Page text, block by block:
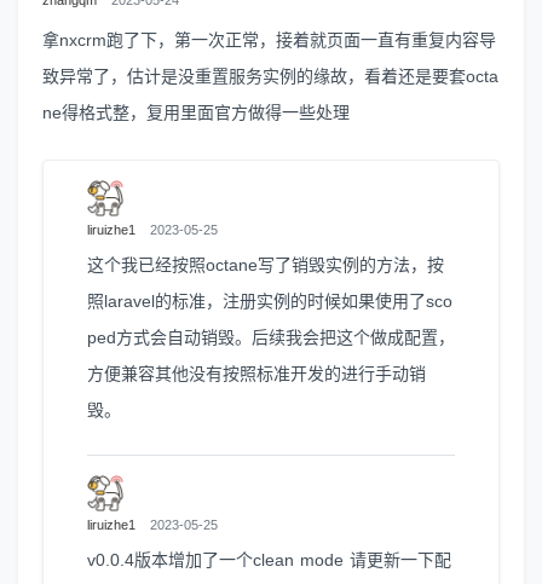
拿nxcrm跑了下，第一次正常，接着就页面一直有重复内容导
致异常了，估计是没重置服务实例的缘故，看着还是要套octa
ne得格式整，复用里面官方做得一些处理
liruizhe1 2023-05-25
这个我已经按照octane写了销毁实例的方法，按
照laravel的标准，注册实例的时候如果使用了sco
ped方式会自动销毁。后续我会把这个做成配置，
方便兼容其他没有按照标准开发的进行手动销
毁。
liruizhe1 2023-05-25
v0.0.4版本增加了一个clean mode 请更新一下配